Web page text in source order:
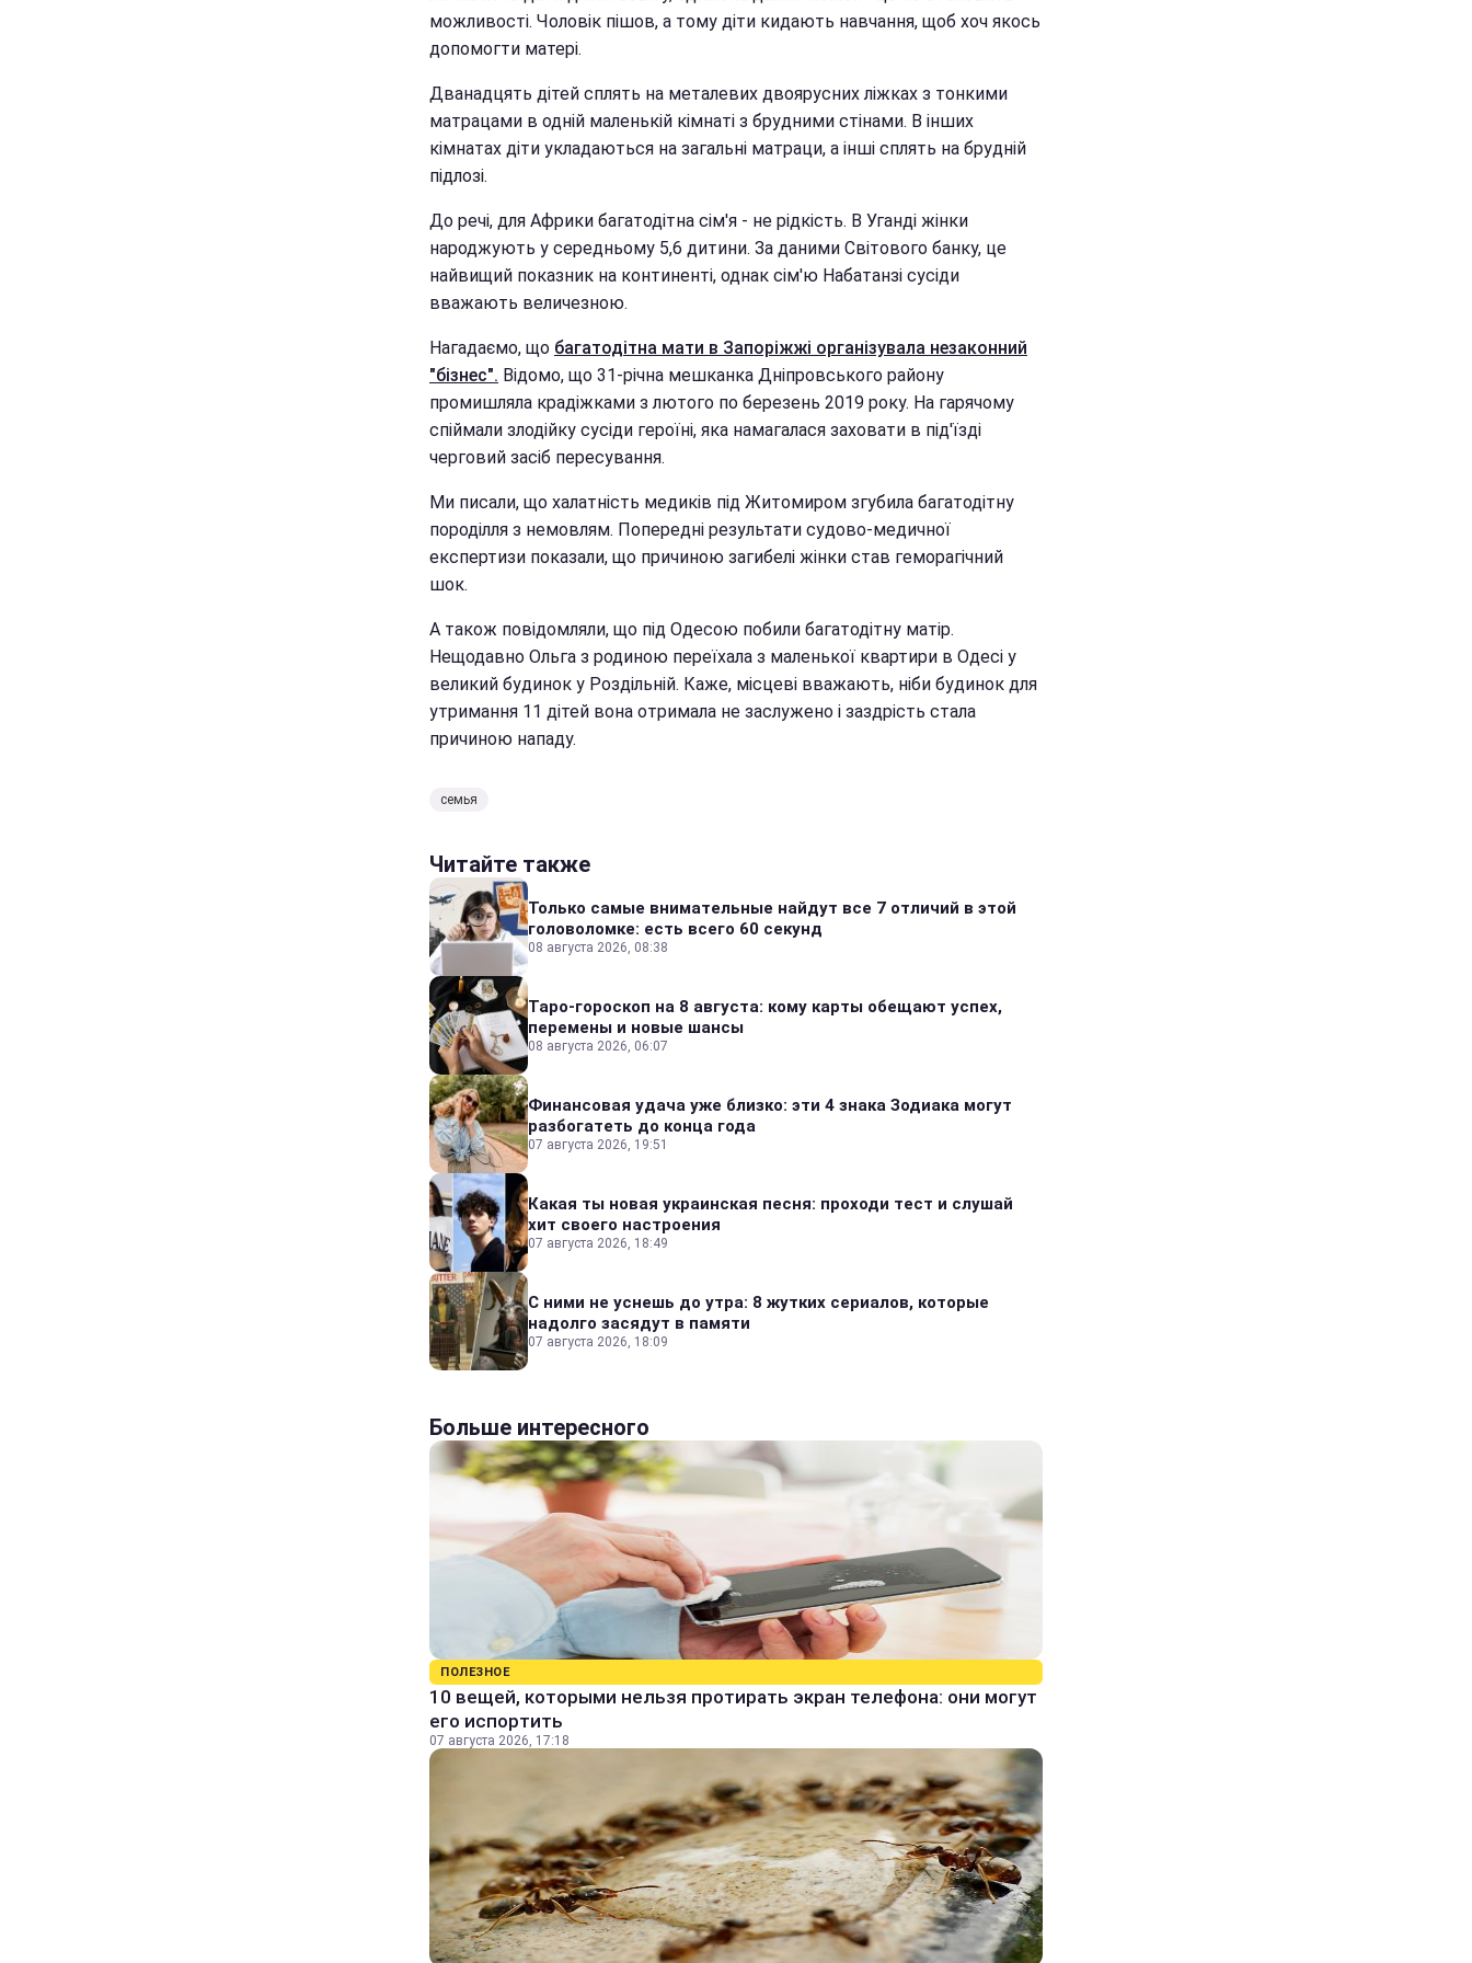
можливості. Чоловік пішов, а тому діти кидають навчання, щоб хоч якось
допомогти матері.
Дванадцять дітей сплять на металевих двоярусних ліжках з тонкими
матрацами в одній маленькій кімнаті з брудними стінами. В інших
кімнатах діти укладаються на загальні матраци, а інші сплять на брудній
підлозі.
До речі, для Африки багатодітна сім'я - не рідкість. В Уганді жінки
народжують у середньому 5,6 дитини. За даними Світового банку, це
найвищий показник на континенті, однак сім'ю Набатанзі сусіди
вважають величезною.
Нагадаємо, що багатодітна мати в Запоріжжі організувала незаконний
"бізнес". Відомо, що 31-річна мешканка Дніпровського району
промишляла крадіжками з лютого по березень 2019 року. На гарячому
спіймали злодійку сусіди героїні, яка намагалася заховати в під'їзді
черговий засіб пересування.
Ми писали, що халатність медиків під Житомиром згубила багатодітну
породілля з немовлям. Попередні результати судово-медичної
експертизи показали, що причиною загибелі жінки став геморагічний
шок.
А також повідомляли, що під Одесою побили багатодітну матір.
Нещодавно Ольга з родиною переїхала з маленької квартири в Одесі у
великий будинок у Роздільній. Каже, місцеві вважають, ніби будинок для
утримання 11 дітей вона отримала не заслужено і заздрість стала
причиною нападу.
семья
Читайте также
Только самые внимательные найдут все 7 отличий в этой
головоломке: есть всего 60 секунд
08 августа 2026, 08:38
Таро-гороскоп на 8 августа: кому карты обещают успех,
перемены и новые шансы
08 августа 2026, 06:07
Финансовая удача уже близко: эти 4 знака Зодиака могут
разбогатеть до конца года
07 августа 2026, 19:51
Какая ты новая украинская песня: проходи тест и слушай
хит своего настроения
07 августа 2026, 18:49
С ними не уснешь до утра: 8 жутких сериалов, которые
надолго засядут в памяти
07 августа 2026, 18:09
Больше интересного
ПОЛЕЗНОЕ
10 вещей, которыми нельзя протирать экран телефона: они могут
его испортить
07 августа 2026, 17:18